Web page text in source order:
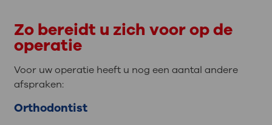
Zo bereidt u zich voor op de
operatie
Voor uw operatie heeft u nog een aantal andere
afspraken:
Orthodontist